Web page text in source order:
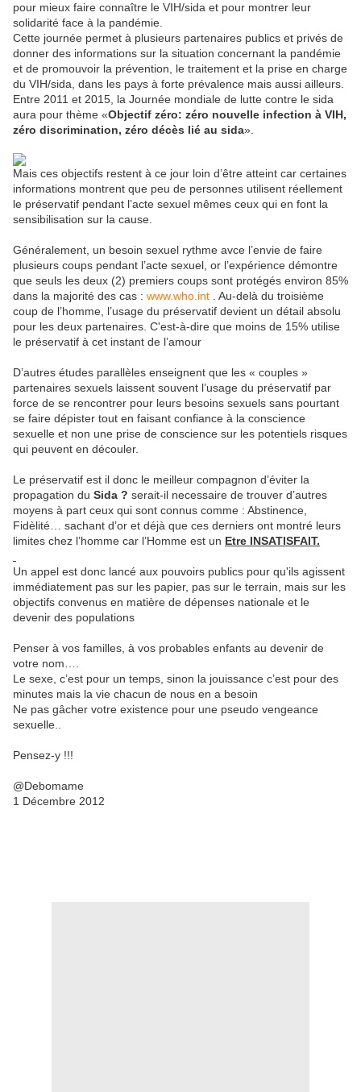
pour mieux faire connaître le VIH/sida et pour montrer leur
solidarité face à la pandémie.
Cette journée permet à plusieurs partenaires publics et privés de
donner des informations sur la situation concernant la pandémie
et de promouvoir la prévention, le traitement et la prise en charge
du VIH/sida, dans les pays à forte prévalence mais aussi ailleurs.
Entre 2011 et 2015, la Journée mondiale de lutte contre le sida
aura pour thème «Objectif zéro: zéro nouvelle infection à VIH,
zéro discrimination, zéro décès lié au sida».
Mais ces objectifs restent à ce jour loin d’être atteint car certaines
informations montrent que peu de personnes utilisent réellement
le préservatif pendant l’acte sexuel mêmes ceux qui en font la
sensibilisation sur la cause.
Généralement, un besoin sexuel rythme avce l’envie de faire
plusieurs coups pendant l’acte sexuel, or l’expérience démontre
que seuls les deux (2) premiers coups sont protégés environ 85%
dans la majorité des cas : www.who.int . Au-delà du troisième
coup de l’homme, l’usage du préservatif devient un détail absolu
pour les deux partenaires. C'est-à-dire que moins de 15% utilise
le préservatif à cet instant de l’amour
D’autres études parallèles enseignent que les « couples »
partenaires sexuels laissent souvent l’usage du préservatif par
force de se rencontrer pour leurs besoins sexuels sans pourtant
se faire dépister tout en faisant confiance à la conscience
sexuelle et non une prise de conscience sur les potentiels risques
qui peuvent en découler.
Le préservatif est il donc le meilleur compagnon d’éviter la
propagation du Sida ? serait-il necessaire de trouver d’autres
moyens à part ceux qui sont connus comme : Abstinence,
Fidèlité… sachant d’or et déjà que ces derniers ont montré leurs
limites chez l’homme car l’Homme est un Etre INSATISFAIT.
Un appel est donc lancé aux pouvoirs publics pour qu'ils agissent
immédiatement pas sur les papier, pas sur le terrain, mais sur les
objectifs convenus en matière de dépenses nationale et le
devenir des populations
Penser à vos familles, à vos probables enfants au devenir de
votre nom….
Le sexe, c’est pour un temps, sinon la jouissance c’est pour des
minutes mais la vie chacun de nous en a besoin
Ne pas gâcher votre existence pour une pseudo vengeance
sexuelle..
Pensez-y !!!
@Debomame
1 Décembre 2012